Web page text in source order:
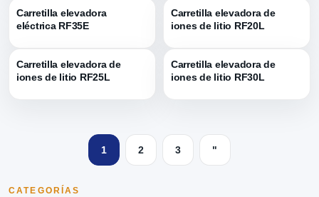
CATEGORÍAS
Carretilla elevadora
eléctrica RF35E
Carretilla elevadora de
iones de litio RF20L
Carretilla elevadora de
iones de litio RF25L
Carretilla elevadora de
iones de litio RF30L
1 2 3 "